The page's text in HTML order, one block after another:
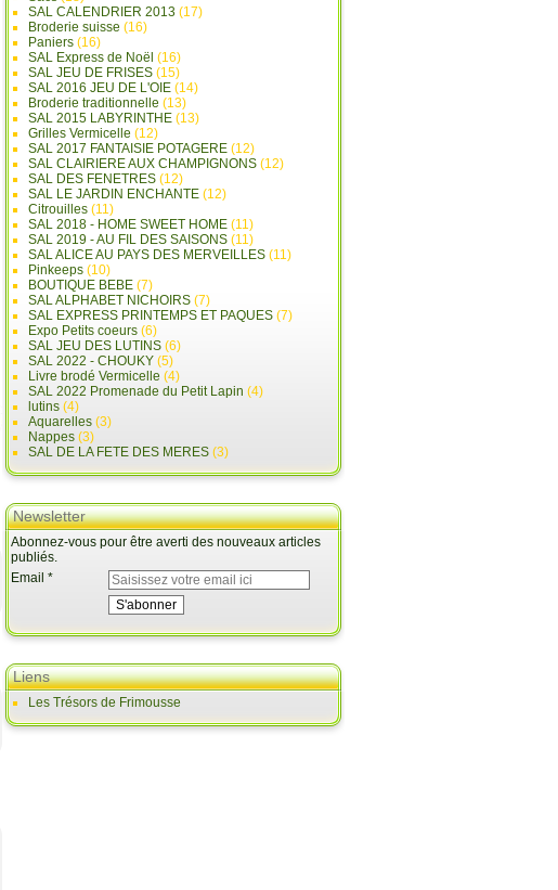
SAL CALENDRIER 2013 (17)
Broderie suisse (16)
Paniers (16)
SAL Express de Noël (16)
SAL JEU DE FRISES (15)
SAL 2016 JEU DE L'OIE (14)
Broderie traditionnelle (13)
SAL 2015 LABYRINTHE (13)
Grilles Vermicelle (12)
SAL 2017 FANTAISIE POTAGERE (12)
SAL CLAIRIERE AUX CHAMPIGNONS (12)
SAL DES FENETRES (12)
SAL LE JARDIN ENCHANTE (12)
Citrouilles (11)
SAL 2018 - HOME SWEET HOME (11)
SAL 2019 - AU FIL DES SAISONS (11)
SAL ALICE AU PAYS DES MERVEILLES (11)
Pinkeeps (10)
BOUTIQUE BEBE (7)
SAL ALPHABET NICHOIRS (7)
SAL EXPRESS PRINTEMPS ET PAQUES (7)
Expo Petits coeurs (6)
SAL JEU DES LUTINS (6)
SAL 2022 - CHOUKY (5)
Livre brodé Vermicelle (4)
SAL 2022 Promenade du Petit Lapin (4)
lutins (4)
Aquarelles (3)
Nappes (3)
SAL DE LA FETE DES MERES (3)
Newsletter
Abonnez-vous pour être averti des nouveaux articles
publiés.
Email
Liens
Les Trésors de Frimousse